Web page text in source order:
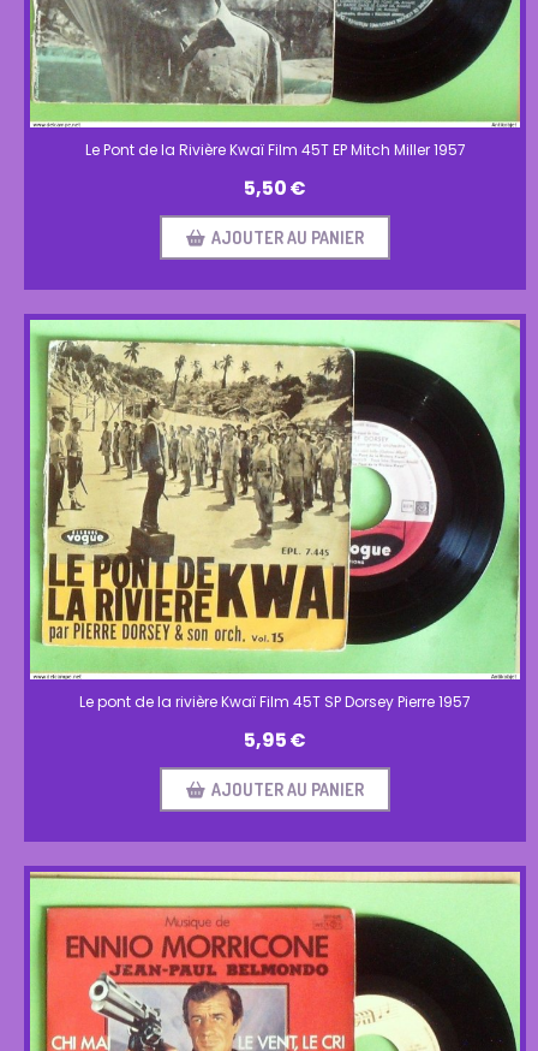
Le Pont de la Rivière Kwaï Film 45T EP Mitch Miller 1957
5,50€
AJOUTER AU PANIER
Le pont de la rivière Kwaï Film 45T SP Dorsey Pierre 1957
5,95€
AJOUTER AU PANIER